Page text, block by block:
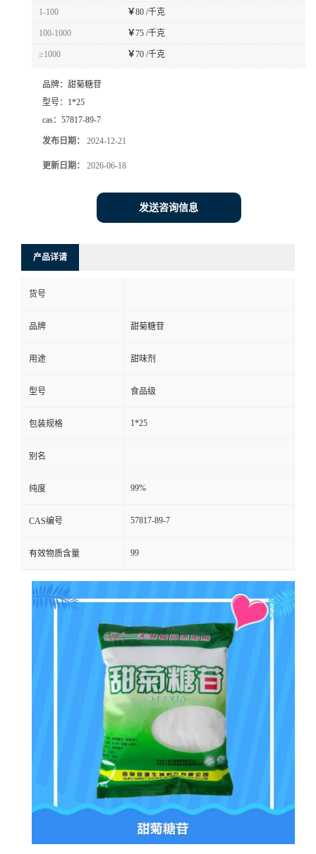
1-100 ￥80 /千克
100-1000 ￥75 /千克
≥1000 ￥70 /千克
品牌： 甜菊糖苷
型号： 1*25
cas： 57817-89-7
发布日期： 2024-12-21
更新日期： 2026-06-18
发送咨询信息
产品详请
货号
品牌 甜菊糖苷
用途 甜味剂
型号 食品级
包装规格 1*25
别名
纯度 99%
CAS编号 57817-89-7
有效物质含量 99